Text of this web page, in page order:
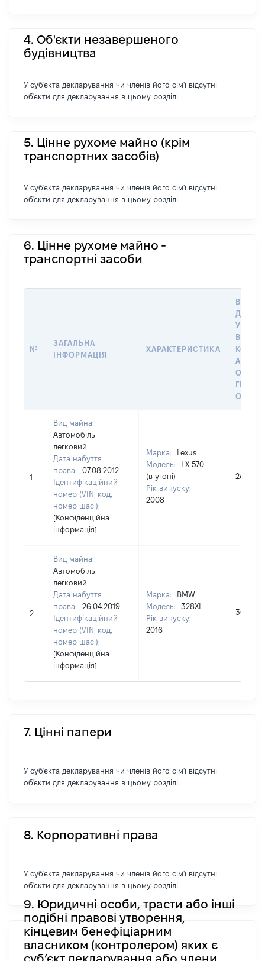
4. Об'єкти незавершеного
будівництва
У суб'єкта декларування чи членів його сім'ї відсутні
об'єкти для декларування в цьому розділі.
5. Цінне рухоме майно (крім
транспортних засобів)
У суб'єкта декларування чи членів його сім'ї відсутні
об'єкти для декларування в цьому розділі.
6. Цінне рухоме майно -
транспортні засоби
№
ЗАГАЛЬНА
ІНФОРМАЦІЯ
ХАРАКТЕРИСТИКА
ДАТУ
У
АБО
1
Вид майна:
Автомобіль
легковий
Дата набуття
права:
07.08.2012
Ідентифікаційний
номер (VIN-код,
номер шасі):
[Конфіденційна
інформація]
Марка:
Lexus
Модель:
LX 570
(в угоні)
Рік випуску:
2008
243000
2
Вид майна:
Автомобіль
легковий
Дата набуття
права:
26.04.2019
Ідентифікаційний
номер (VIN-код,
номер шасі):
[Конфіденційна
інформація]
Марка:
BMW
Модель:
328XI
Рік випуску:
2016
300000
7. Цінні папери
У суб'єкта декларування чи членів його сім'ї відсутні
об'єкти для декларування в цьому розділі.
8. Корпоративні права
У суб'єкта декларування чи членів його сім'ї відсутні
об'єкти для декларування в цьому розділі.
9. Юридичні особи, трасти або інші
подібні правові утворення,
кінцевим бенефіціарним
власником (контролером) яких є
суб’єкт декларування або члени